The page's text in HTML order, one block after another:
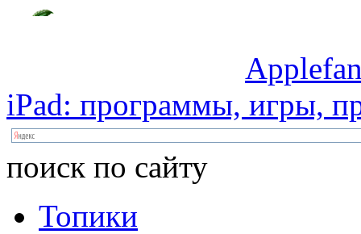
iPad: программы, игры,
поиск по сайту
Топики